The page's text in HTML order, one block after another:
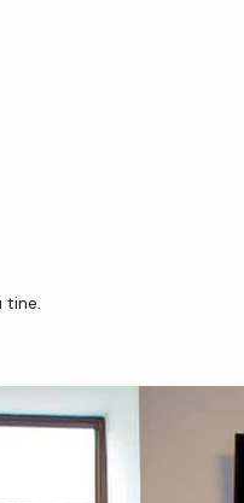
tine.